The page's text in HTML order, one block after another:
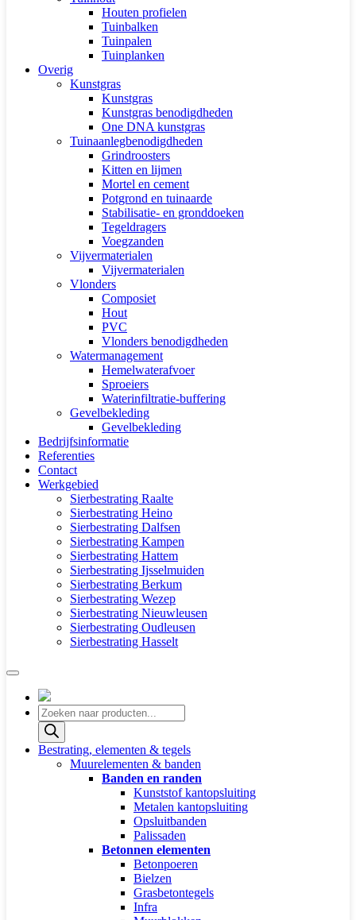
Houten profielen
Tuinbalken
Tuinpalen
Tuinplanken
Overig
Kunstgras
Kunstgras
Kunstgras benodigdheden
One DNA kunstgras
Tuinaanlegbenodigdheden
Grindroosters
Kitten en lijmen
Mortel en cement
Potgrond en tuinaarde
Stabilisatie- en gronddoeken
Tegeldragers
Voegzanden
Vijvermaterialen
Vijvermaterialen
Vlonders
Composiet
Hout
PVC
Vlonders benodigdheden
Watermanagement
Hemelwaterafvoer
Sproeiers
Waterinfiltratie-buffering
Gevelbekleding
Gevelbekleding
Bedrijfsinformatie
Referenties
Contact
Werkgebied
Sierbestrating Raalte
Sierbestrating Heino
Sierbestrating Dalfsen
Sierbestrating Kampen
Sierbestrating Hattem
Sierbestrating Ijsselmuiden
Sierbestrating Berkum
Sierbestrating Wezep
Sierbestrating Nieuwleusen
Sierbestrating Oudleusen
Sierbestrating Hasselt
Producten
zoeken
Bestrating, elementen & tegels
Muurelementen & banden
Banden en randen
Kunststof kantopsluiting
Metalen kantopsluiting
Opsluitbanden
Palissaden
Betonnen elementen
Betonpoeren
Bielzen
Grasbetontegels
Infra